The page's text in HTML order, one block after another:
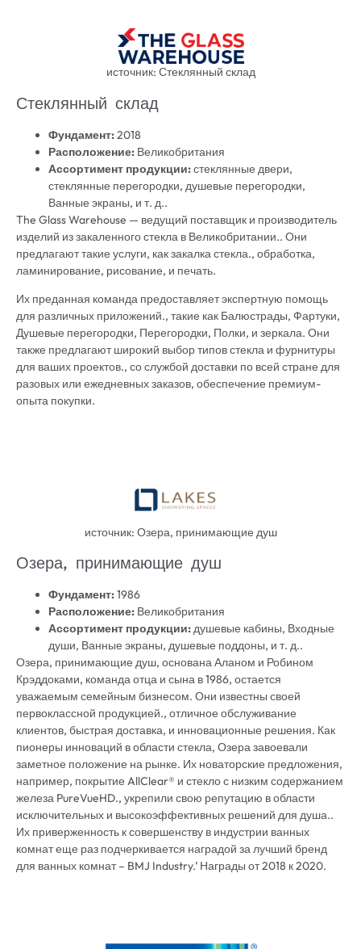
источник: Стеклянный склад
Стеклянный склад
Фундамент:2018
Расположение: Великобритания
Ассортимент продукции:стеклянные двери,
стеклянные перегородки, душевые перегородки,
Ванные экраны, и т. д..
The Glass Warehouse — ведущий поставщик и производитель
изделий из закаленного стекла в Великобритании.. Они
предлагают такие услуги, как закалка стекла., обработка,
ламинирование, рисование, и печать.
Их преданная команда предоставляет экспертную помощь
для различных приложений., такие как Балюстрады, Фартуки,
Душевые перегородки, Перегородки, Полки, и зеркала. Они
также предлагают широкий выбор типов стекла и фурнитуры
для ваших проектов., со службой доставки по всей стране для
разовых или ежедневных заказов, обеспечение премиум-
опыта покупки.
источник: Озера, принимающие душ
Озера, принимающие душ
Фундамент:1986
Расположение: Великобритания
Ассортимент продукции:душевые кабины, Входные
души, Ванные экраны, душевые поддоны, и т. д..
Озера, принимающие душ, основана Аланом и Робином
Крэддоками, команда отца и сына в 1986, остается
уважаемым семейным бизнесом. Они известны своей
первоклассной продукцией., отличное обслуживание
клиентов, быстрая доставка, и инновационные решения. Как
пионеры инноваций в области стекла, Озера завоевали
заметное положение на рынке. Их новаторские предложения,
например, покрытие AllClear® и стекло с низким содержанием
железа PureVueHD., укрепили свою репутацию в области
исключительных и высокоэффективных решений для душа..
Их приверженность к совершенству в индустрии ванных
комнат еще раз подчеркивается наградой за лучший бренд
для ванных комнат – BMJ Industry.’ Награды от 2018 к 2020.